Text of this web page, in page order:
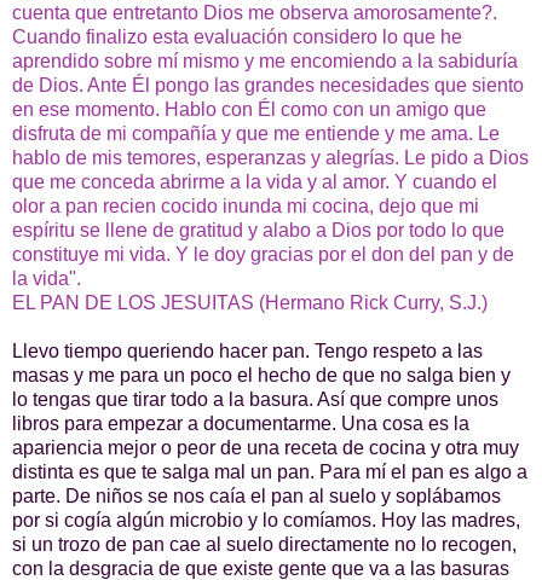
cuenta que entretanto Dios me observa amorosamente?.
Cuando finalizo esta evaluación considero lo que he
aprendido sobre mí mismo y me encomiendo a la sabiduría
de Dios. Ante Él pongo las grandes necesidades que siento
en ese momento. Hablo con Él como con un amigo que
disfruta de mi compañía y que me entiende y me ama. Le
hablo de mis temores, esperanzas y alegrías. Le pido a Dios
que me conceda abrirme a la vida y al amor. Y cuando el
olor a pan recien cocido inunda mi cocina, dejo que mi
espíritu se llene de gratitud y alabo a Dios por todo lo que
constituye mi vida. Y le doy gracias por el don del pan y de
la vida".
EL PAN DE LOS JESUITAS (Hermano Rick Curry, S.J.)
Llevo tiempo queriendo hacer pan. Tengo respeto a las
masas y me para un poco el hecho de que no salga bien y
lo tengas que tirar todo a la basura. Así que compre unos
libros para empezar a documentarme. Una cosa es la
apariencia mejor o peor de una receta de cocina y otra muy
distinta es que te salga mal un pan. Para mí el pan es algo a
parte. De niños se nos caía el pan al suelo y soplábamos
por si cogía algún microbio y lo comíamos. Hoy las madres,
si un trozo de pan cae al suelo directamente no lo recogen,
con la desgracia de que existe gente que va a las basuras